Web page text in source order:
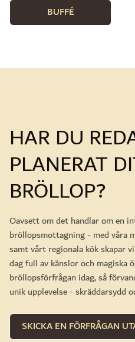
BUFFÉ
HAR DU
PLANERAT
BRÖLLOP?
Oavsett om det handlar om en
bröllopsmottagning - med våra
samt vårt regionala kök skapar
dag full av känslor och magiska
bröllopsförfrågan idag, så
unik upplevelse - skräddarsydd
SKICKA EN FÖRFRÅGAN